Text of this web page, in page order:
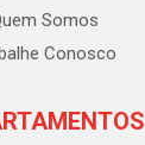
Somos
Conosco